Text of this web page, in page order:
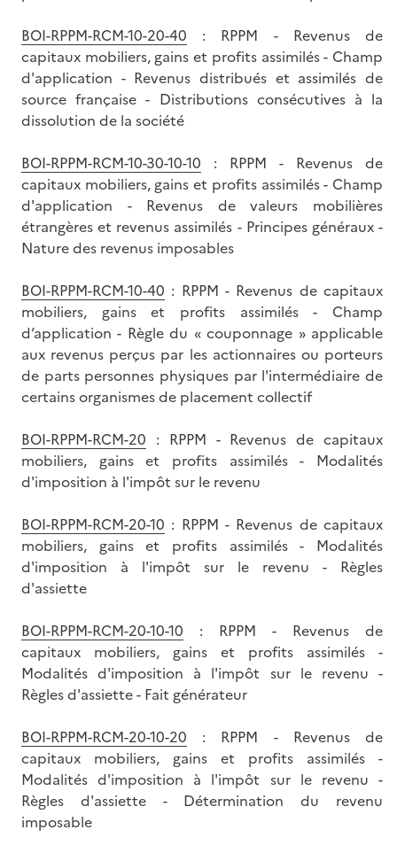
BOI-RPPM-RCM-10-20-40 : RPPM - Revenus de
capitaux mobiliers, gains et profits assimilés - Champ
d'application - Revenus distribués et assimilés de
source française - Distributions consécutives à la
dissolution de la société
BOI-RPPM-RCM-10-30-10-10 : RPPM - Revenus de
capitaux mobiliers, gains et profits assimilés - Champ
d'application - Revenus de valeurs mobilières
étrangères et revenus assimilés - Principes généraux -
Nature des revenus imposables
BOI-RPPM-RCM-10-40 : RPPM - Revenus de capitaux
mobiliers, gains et profits assimilés - Champ
d’application - Règle du « couponnage » applicable
aux revenus perçus par les actionnaires ou porteurs
de parts personnes physiques par l'intermédiaire de
certains organismes de placement collectif
BOI-RPPM-RCM-20 : RPPM - Revenus de capitaux
mobiliers, gains et profits assimilés - Modalités
d'imposition à l'impôt sur le revenu
BOI-RPPM-RCM-20-10 : RPPM - Revenus de capitaux
mobiliers, gains et profits assimilés - Modalités
d'imposition à l'impôt sur le revenu - Règles
d'assiette
BOI-RPPM-RCM-20-10-10 : RPPM - Revenus de
capitaux mobiliers, gains et profits assimilés -
Modalités d'imposition à l'impôt sur le revenu -
Règles d'assiette - Fait générateur
BOI-RPPM-RCM-20-10-20 : RPPM - Revenus de
capitaux mobiliers, gains et profits assimilés -
Modalités d'imposition à l'impôt sur le revenu -
Règles d'assiette - Détermination du revenu
imposable